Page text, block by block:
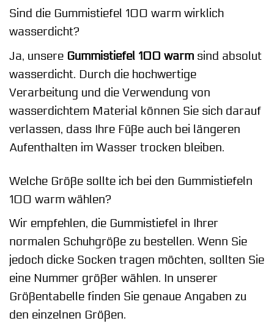
Sind die Gummistiefel 100 warm wirklich
wasserdicht?
Ja, unsere Gummistiefel 100 warm sind absolut
wasserdicht. Durch die hochwertige
Verarbeitung und die Verwendung von
wasserdichtem Material können Sie sich darauf
verlassen, dass Ihre Füße auch bei längeren
Aufenthalten im Wasser trocken bleiben.
Welche Größe sollte ich bei den Gummistiefeln
100 warm wählen?
Wir empfehlen, die Gummistiefel in Ihrer
normalen Schuhgröße zu bestellen. Wenn Sie
jedoch dicke Socken tragen möchten, sollten Sie
eine Nummer größer wählen. In unserer
Größentabelle finden Sie genaue Angaben zu
den einzelnen Größen.